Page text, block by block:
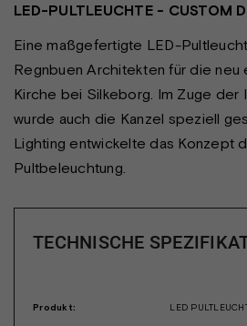
LED-PULTLEUCHTE - CUSTOM
Eine maßgefertigte LED-
Regnbuen Architekten für die
Kirche bei Silkeborg. Im Zuge der
wurde auch die Kanzel speziell
Lighting entwickelte das Konzept
Pultbeleuchtung.
TECHNISCHE
Produkt: LED